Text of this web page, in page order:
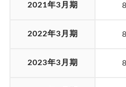
2021年3月期
2022年3月期
2023年3月期